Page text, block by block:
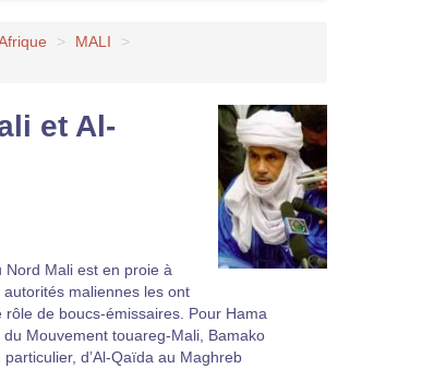
> MALI
>
et Al-
Mali est en proie à
autorités maliennes les ont
de boucs-émissaires. Pour Hama
Mouvement touareg-Mali, Bamako
d’Al-Qaïda au Maghreb